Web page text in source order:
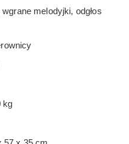
melodyjki, odgłos
kg